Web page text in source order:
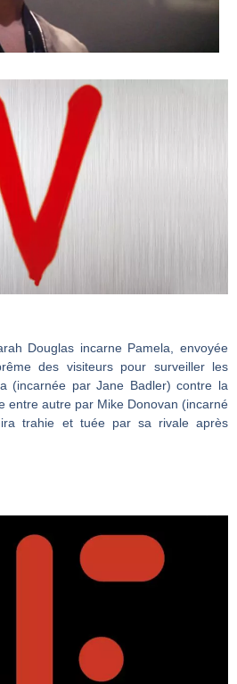
Douglas incarne Pamela, envoyée
des visiteurs pour surveiller les
(incarnée par Jane Badler) contre la
entre autre par Mike Donovan (incarné
trahie et tuée par sa rivale après